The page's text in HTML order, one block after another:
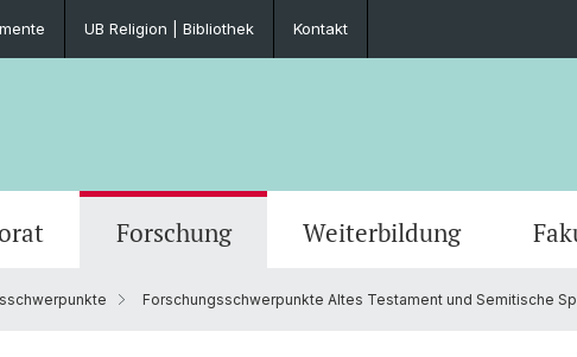
UB Religion | Bibliothek Kontakt
Forschung Weiterbildung
Forschungsschwerpunkte Altes Testament und Semitische